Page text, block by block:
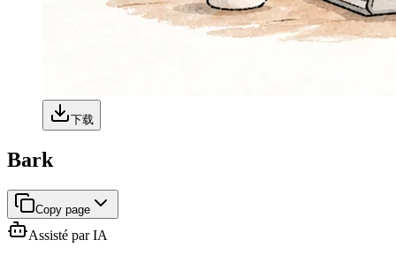
下载
Bark
Copy page
Assisté par IA